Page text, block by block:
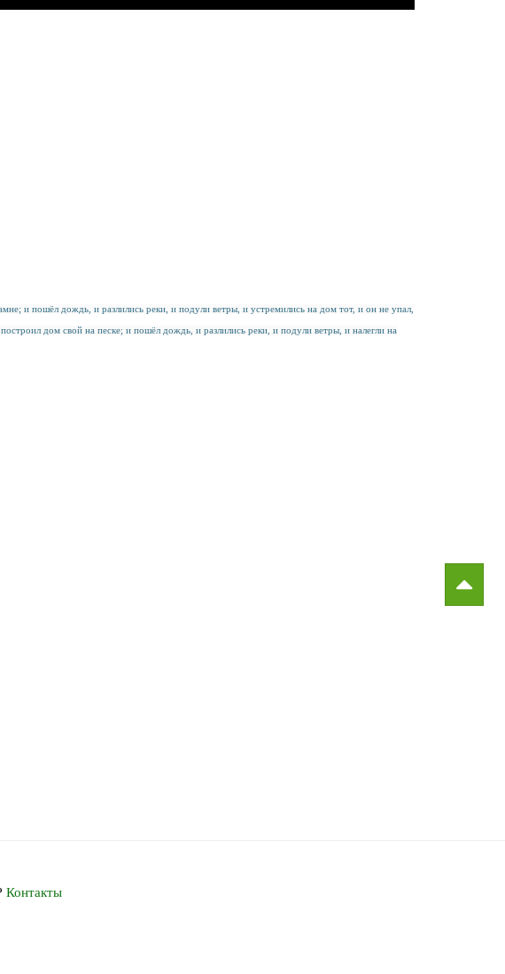
и пошёл дождь, и разлились реки, и подули ветры, и устремились на дом тот, и он не упал,
дом свой на песке; и пошёл дождь, и разлились реки, и подули ветры, и налегли на
Контакты